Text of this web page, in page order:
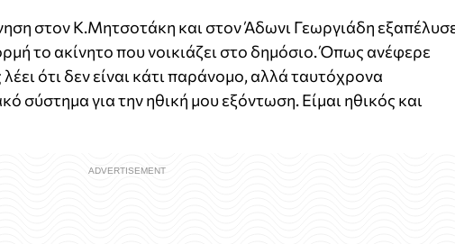
στον Κ.Μητσοτάκη και στον Άδωνι Γεωργιάδη
το ακίνητο που νοικιάζει στο δημόσιο. Όπως ανέφερε
ότι δεν είναι κάτι παράνομο, αλλά ταυτόχρονα
σύστημα για την ηθική μου εξόντωση. Είμαι ηθικός και